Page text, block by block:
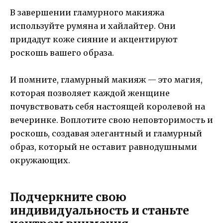
В завершении гламурного макияжа
используйте румяна и хайлайтер. Они
придадут коже сияние и акцентируют
роскошь вашего образа.
И помните, гламурный макияж — это магия,
которая позволяет каждой женщине
почувствовать себя настоящей королевой на
вечеринке. Воплотите свою неповторимость и
роскошь, создавая элегантный и гламурный
образ, который не оставит равнодушными
окружающих.
Подчеркните свою
индивидуальность и станьте